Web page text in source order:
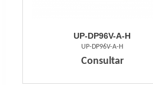
UP-DP96V-A-H
UP-DP96V-A-H
Consultar